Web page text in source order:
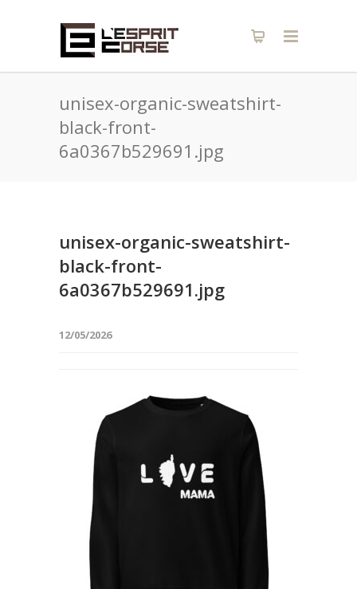
unisex-organic-sweatshirt-
black-front-
6a0367b529691.jpg
unisex-organic-sweatshirt-
black-front-
6a0367b529691.jpg
12/05/2026